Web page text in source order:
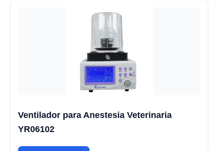
Ventilador para Anestesia Veterinaria
YR06102